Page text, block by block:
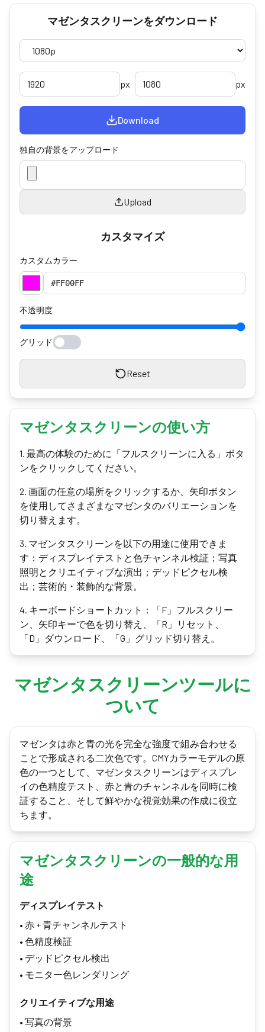
マゼンタスクリーンをダウンロード
px px
Download
独自の背景をアップロード
Upload
カスタマイズ
カスタムカラー
不透明度
グリッド
Reset
マゼンタスクリーンの使い方
1. 最高の体験のために「フルスクリーンに入る」ボタ
ンをクリックしてください。
2. 画面の任意の場所をクリックするか、矢印ボタン
を使用してさまざまなマゼンタのバリエーションを
切り替えます。
3. マゼンタスクリーンを以下の用途に使用できま
す：ディスプレイテストと色チャンネル検証；写真
照明とクリエイティブな演出；デッドピクセル検
出；芸術的・装飾的な背景。
4. キーボードショートカット：「F」フルスクリー
ン、矢印キーで色を切り替え、「R」リセット、
「D」ダウンロード、「G」グリッド切り替え。
マゼンタスクリーンツールに
ついて
マゼンタは赤と青の光を完全な強度で組み合わせる
ことで形成される二次色です。CMYカラーモデルの原
色の一つとして、マゼンタスクリーンはディスプレ
イの色精度テスト、赤と青のチャンネルを同時に検
証すること、そして鮮やかな視覚効果の作成に役立
ちます。
マゼンタスクリーンの一般的な用
途
ディスプレイテスト
• 赤 + 青チャンネルテスト
• 色精度検証
• デッドピクセル検出
• モニター色レンダリング
クリエイティブな用途
• 写真の背景